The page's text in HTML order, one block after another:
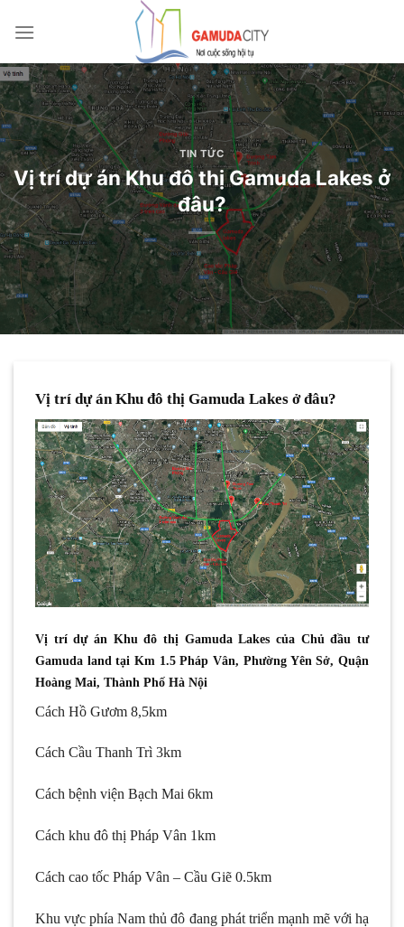
qua
dung
TIN TỨC
Vị trí dự án Khu đô thị Gamuda Lakes ở
đâu?
Vị trí dự án Khu đô thị Gamuda Lakes ở đâu?
Vị trí dự án Khu đô thị Gamuda Lakes của Chủ đầu tư
Gamuda land tại Km 1.5 Pháp Vân, Phường Yên Sở, Quận
Hoàng Mai, Thành Phố Hà Nội
Cách Hồ Gươm 8,5km
Cách Cầu Thanh Trì 3km
Cách bệnh viện Bạch Mai 6km
Cách khu đô thị Pháp Vân 1km
Cách cao tốc Pháp Vân – Cầu Giẽ 0.5km
Khu vực phía Nam thủ đô đang phát triển mạnh mẽ với hạ